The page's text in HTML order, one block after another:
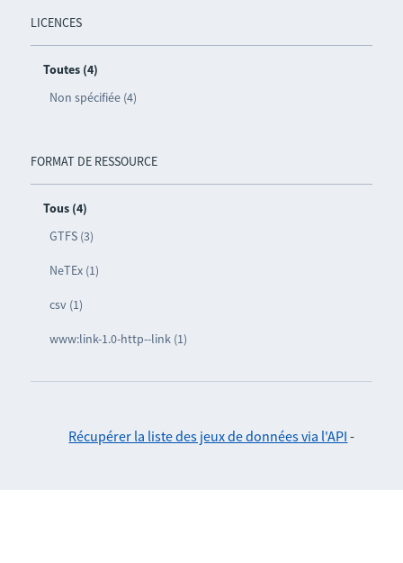
LICENCES
Toutes (4)
Non spécifiée (4)
FORMAT DE RESSOURCE
Tous (4)
GTFS (3)
NeTEx (1)
csv (1)
www:link-1.0-http--link (1)
Récupérer la liste des jeux de données via l'API -